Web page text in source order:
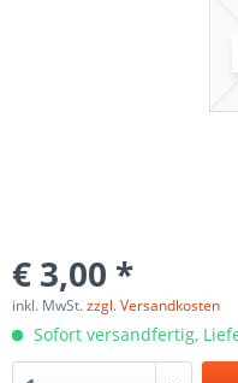
€ 3,00 *
inkl. MwSt.zzgl. Versandkosten
Sofort versandfertig,